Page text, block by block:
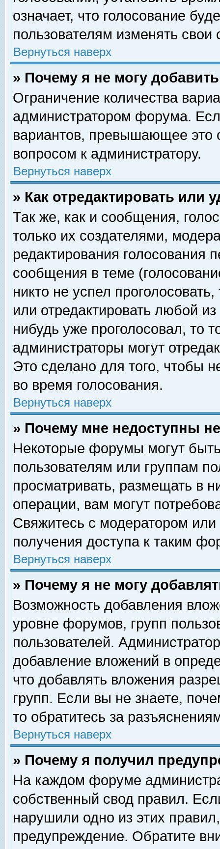
означает, что голосование
пользователям изменять свои
Вернуться наверх
» Почему я не могу
Ограничение количества
администратором форума.
вариантов, превышающее это
вопросом к администратору.
Вернуться наверх
» Как отредактировать или
Так же, как и сообщения,
только их создателями,
редактирования голосования
сообщения в теме
никто не успел
или отредактировать любой
нибудь уже проголосовал, то
администраторы могут
Это сделано для того, чтобы
во время голосования.
Вернуться наверх
» Почему мне недоступны
Некоторые форумы могут
пользователям или группам
просматривать, размещать в
операции, вам могут
Свяжитесь с модератором
получения доступа к таким
Вернуться наверх
» Почему я не могу
Возможность добавления
уровне форумов, групп
пользователей.
добавление вложений в
что добавлять вложения
групп. Если вы не знаете,
то обратитесь за
Вернуться наверх
» Почему я получил
На каждом форуме
собственный свод правил.
нарушили одно из этих
предупреждение. Обратите